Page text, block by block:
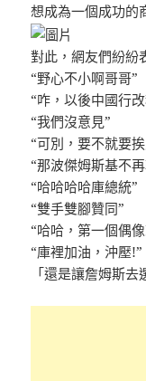
想成為一個成功的
對此，網友們紛紛
“野心不小啊哥哥”
“咋，以後中國行
“我們沒意見”
“可別，要不就要
“那波傑姆斯基不
“哈哈哈哈庫總統”
“雙手雙腳贊同”
“哈哈，第一個偶
“庫裡加油，沖壓!”
「還是讓詹姆斯去